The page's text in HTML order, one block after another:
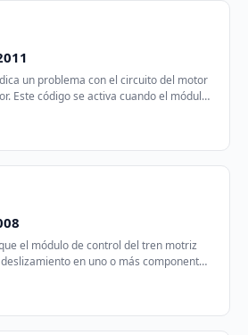
un problema con el circuito del motor
Este código se activa cuando el módulo
el módulo de control del tren motriz
en uno o más componentes